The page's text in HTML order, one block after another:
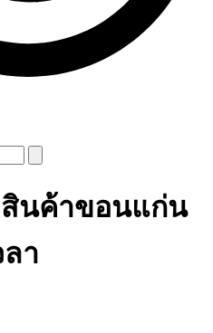
สินค้าขอนแก่น
ลา